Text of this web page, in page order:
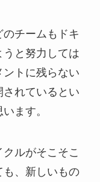
チームもドキ
と努力しては
トに残らない
れているとい
ます。
ルがそこそこ
、新しいもの